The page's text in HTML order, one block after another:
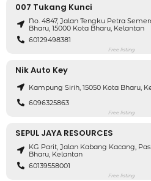
007 Tukang Kunci
No. 4847, Jalan Tengku Petra
Bharu, 15000 Kota Bharu, Kelantan
60129498381
Free listing
Nik Auto Key
Kampung Sirih, 15050 Kota Bharu,
6096325863
Free listing
SEPUL JAYA RESOURCES
KG Parit, Jalan Kabang Kacang,
Bharu, Kelantan
60139558001
Free listing